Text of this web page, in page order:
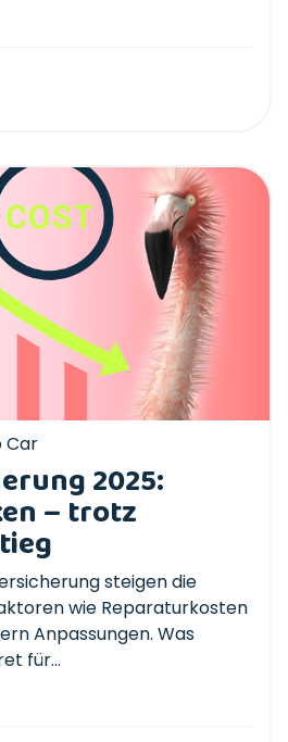
Car
2025:
– trotz
steigen die
wie Reparaturkosten
Anpassungen. Was
für...